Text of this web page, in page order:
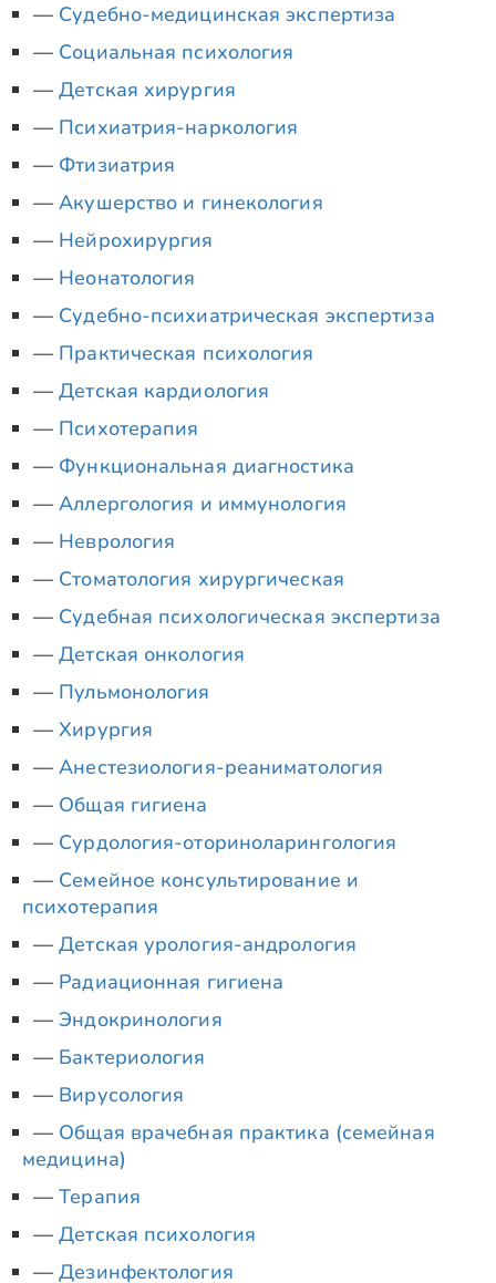
Судебно-медицинская экспертиза
Социальная психология
Детская хирургия
Психиатрия-наркология
Фтизиатрия
Акушерство и гинекология
Нейрохирургия
Неонатология
Судебно-психиатрическая экспертиза
Практическая психология
Детская кардиология
Психотерапия
Функциональная диагностика
Аллергология и иммунология
Неврология
Стоматология хирургическая
Судебная психологическая экспертиза
Детская онкология
Пульмонология
Хирургия
Анестезиология-реаниматология
Общая гигиена
Сурдология-оториноларингология
Семейное консультирование и
психотерапия
Детская урология-андрология
Радиационная гигиена
Эндокринология
Бактериология
Вирусология
Общая врачебная практика (семейная
медицина)
Терапия
Детская психология
Дезинфектология